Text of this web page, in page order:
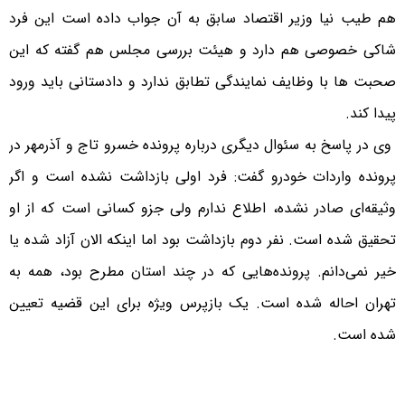
هم طیب نیا وزیر اقتصاد سابق به آن جواب داده است این فرد
شاکی خصوصی هم دارد و هیئت بررسی مجلس هم گفته که این
صحبت ها با وظایف نمایندگی تطابق ندارد و دادستانی باید ورود
پیدا کند.
وی در پاسخ به سئوال دیگری درباره پرونده خسرو تاج و آذرمهر در
پرونده واردات خودرو گفت: فرد اولی بازداشت نشده است و اگر
وثیقه‌ای صادر نشده، اطلاع ندارم ولی جزو کسانی است که از او
تحقیق شده است. نفر دوم بازداشت بود اما اینکه الان آزاد شده یا
خیر نمی‌دانم. پرونده‌هایی که در چند استان مطرح بود، همه به
تهران احاله شده است. یک بازپرس ویژه برای این قضیه تعیین
شده است.